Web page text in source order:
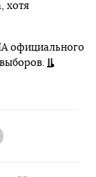
хотя
официального